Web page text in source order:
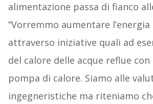
alimentazione passa di fianco
“Vorremmo aumentare
attraverso iniziative quali ad
del calore delle acque reflue
pompa di calore. Siamo alle
ingegneristiche ma riteniamo